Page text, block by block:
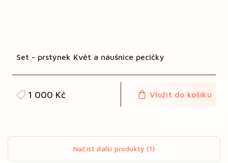
Set - prstýnek Květ a náušnice pecičky
1 000 Kč Vložit do košíku
Načíst další produkty (1)